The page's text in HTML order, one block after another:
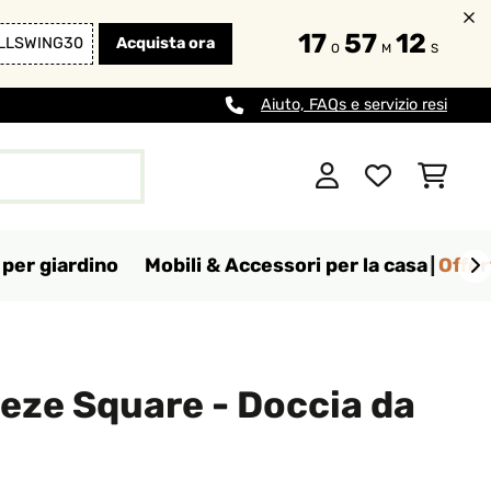
Acquista ora 17 O 57 M 10 S
Aiuto, FAQs e servizio resi
giardino Mobili & Accessori per la casa
Square - Doccia da